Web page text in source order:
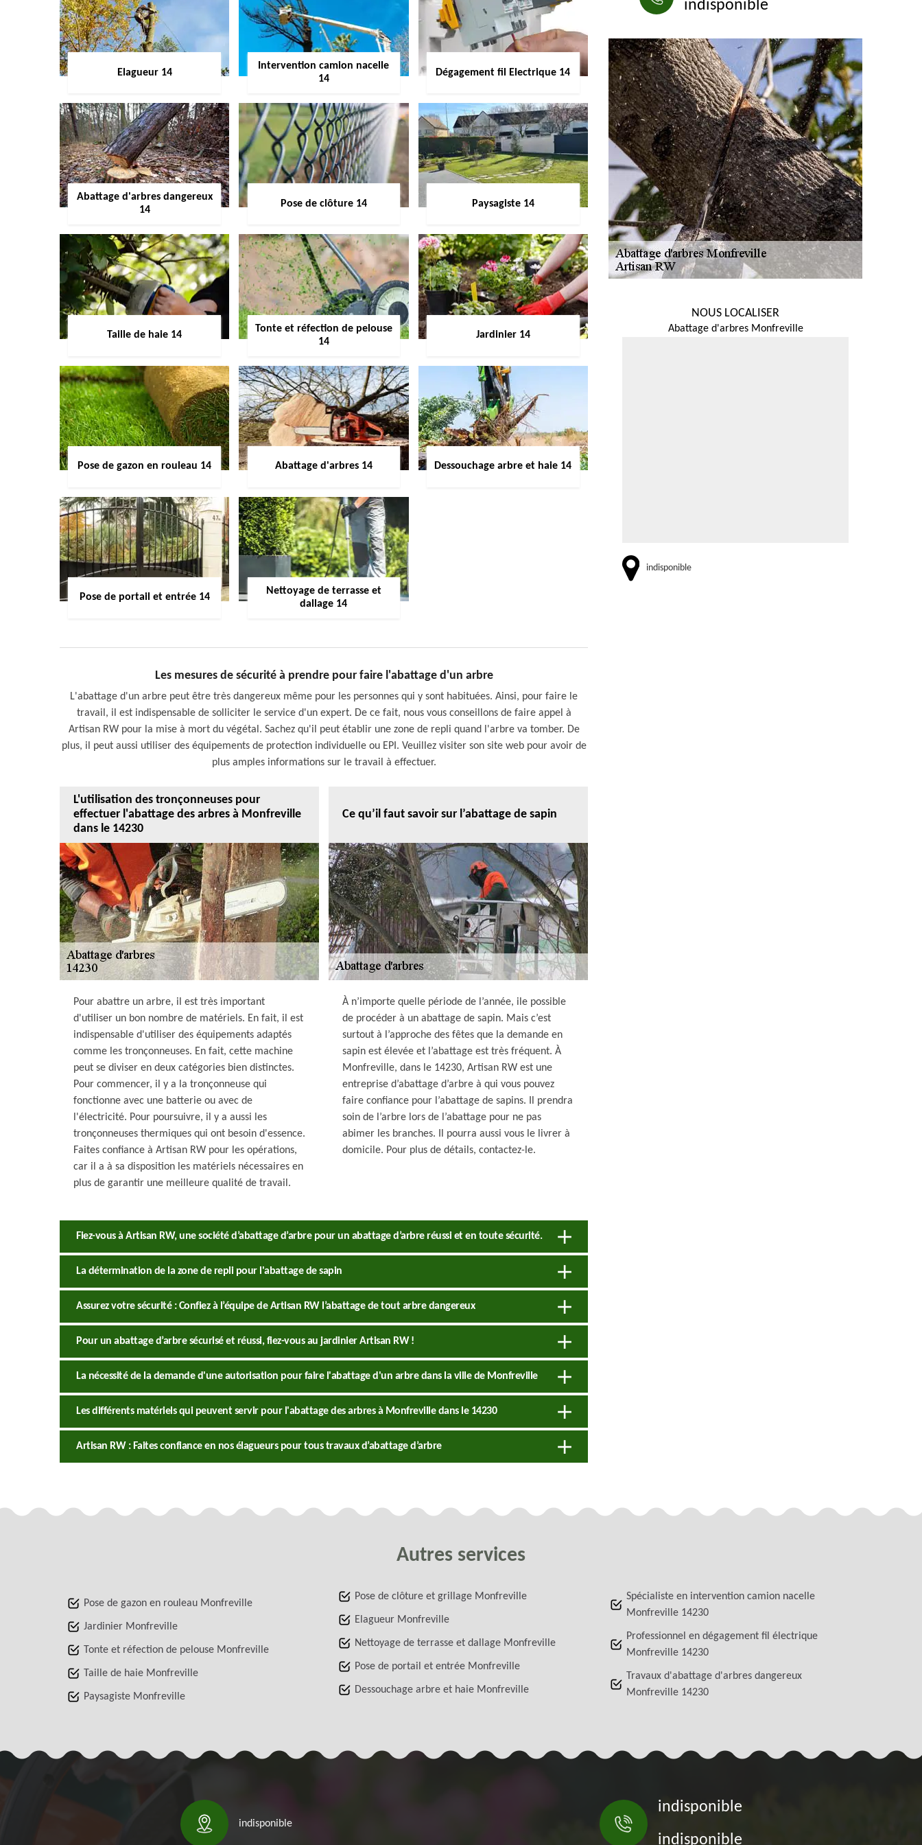
Elagueur 14
Intervention camion nacelle
14
Dégagement fil Electrique 14
Abattage d'arbres dangereux
14
Pose de clôture 14 Paysagiste 14
Taille de haie 14
Tonte et réfection de pelouse
14
Jardinier 14
Pose de gazon en rouleau 14 Abattage d'arbres 14 Dessouchage arbre et haie 14
Pose de portail et entrée 14
Nettoyage de terrasse et
dallage 14
Les mesures de sécurité à prendre pour faire l'abattage d'un arbre
L'abattage d'un arbre peut être très dangereux même pour les personnes qui y sont habituées. Ainsi, pour faire le
travail, il est indispensable de solliciter le service d'un expert. De ce fait, nous vous conseillons de faire appel à
Artisan RW pour la mise à mort du végétal. Sachez qu'il peut établir une zone de repli quand l'arbre va tomber. De
plus, il peut aussi utiliser des équipements de protection individuelle ou EPI. Veuillez visiter son site web pour avoir de
plus amples informations sur le travail à effectuer.
L'utilisation des tronçonneuses pour
effectuer l'abattage des arbres à Monfreville
dans le 14230
Pour abattre un arbre, il est très important
d'utiliser un bon nombre de matériels. En fait, il est
indispensable d'utiliser des équipements adaptés
comme les tronçonneuses. En fait, cette machine
peut se diviser en deux catégories bien distinctes.
Pour commencer, il y a la tronçonneuse qui
fonctionne avec une batterie ou avec de
l'électricité. Pour poursuivre, il y a aussi les
tronçonneuses thermiques qui ont besoin d'essence.
Faites confiance à Artisan RW pour les opérations,
car il a à sa disposition les matériels nécessaires en
plus de garantir une meilleure qualité de travail.
Ce qu’il faut savoir sur l’abattage de sapin
À n’importe quelle période de l’année, ile possible
de procéder à un abattage de sapin. Mais c’est
surtout à l’approche des fêtes que la demande en
sapin est élevée et l’abattage est très fréquent. À
Monfreville, dans le 14230, Artisan RW est une
entreprise d’abattage d’arbre à qui vous pouvez
faire confiance pour l’abattage de sapins. Il prendra
soin de l’arbre lors de l’abattage pour ne pas
abimer les branches. Il pourra aussi vous le livrer à
domicile. Pour plus de détails, contactez-le.
Fiez-vous à Artisan RW, une société d’abattage d’arbre pour un abattage d’arbre réussi et en toute sécurité.
La détermination de la zone de repli pour l'abattage de sapin
Assurez votre sécurité : Confiez à l’équipe de Artisan RW l’abattage de tout arbre dangereux
Pour un abattage d’arbre sécurisé et réussi, fiez-vous au jardinier Artisan RW !
La nécessité de la demande d'une autorisation pour faire l'abattage d'un arbre dans la ville de Monfreville
Les différents matériels qui peuvent servir pour l'abattage des arbres à Monfreville dans le 14230
Artisan RW : Faites confiance en nos élagueurs pour tous travaux d’abattage d’arbre
indisponible
NOUS LOCALISER
Abattage d'arbres Monfreville
indisponible
Autres services
Pose de gazon en rouleau Monfreville
Jardinier Monfreville
Tonte et réfection de pelouse Monfreville
Taille de haie Monfreville
Paysagiste Monfreville
Pose de clôture et grillage Monfreville
Elagueur Monfreville
Nettoyage de terrasse et dallage Monfreville
Pose de portail et entrée Monfreville
Dessouchage arbre et haie Monfreville
Spécialiste en intervention camion nacelle
Monfreville 14230
Professionnel en dégagement fil électrique
Monfreville 14230
Travaux d'abattage d'arbres dangereux
Monfreville 14230
indisponible
indisponible
indisponible